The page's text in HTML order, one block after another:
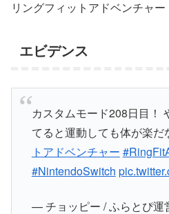
リングフィットアドベンチャー
エビデンス
カスタムモード208日目！
てると運動しても体が楽だ
トアドベンチャー
#NintendoSwitch
— チョッピー / ふらとぴ運